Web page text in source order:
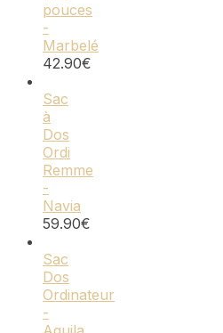
pouces
-
Marbelé
42.90€
Sac
à
Dos
Ordi
Remme
-
Navia
59.90€
Sac
Dos
Ordinateur
-